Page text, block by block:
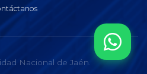
Nacional de Jaén.